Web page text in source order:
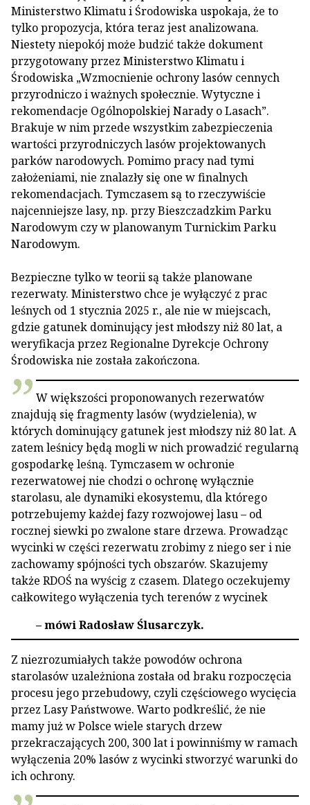
Ministerstwo Klimatu i Środowiska uspokaja, że to
tylko propozycja, która teraz jest analizowana.
Niestety niepokój może budzić także dokument
przygotowany przez Ministerstwo Klimatu i
Środowiska „Wzmocnienie ochrony lasów cennych
przyrodniczo i ważnych społecznie. Wytyczne i
rekomendacje Ogólnopolskiej Narady o Lasach”.
Brakuje w nim przede wszystkim zabezpieczenia
wartości przyrodniczych lasów projektowanych
parków narodowych. Pomimo pracy nad tymi
założeniami, nie znalazły się one w finalnych
rekomendacjach. Tymczasem są to rzeczywiście
najcenniejsze lasy, np. przy Bieszczadzkim Parku
Narodowym czy w planowanym Turnickim Parku
Narodowym.
Bezpieczne tylko w teorii są także planowane
rezerwaty. Ministerstwo chce je wyłączyć z prac
leśnych od 1 stycznia 2025 r., ale nie w miejscach,
gdzie gatunek dominujący jest młodszy niż 80 lat, a
weryfikacja przez Regionalne Dyrekcje Ochrony
Środowiska nie została zakończona.
W większości proponowanych rezerwatów
znajdują się fragmenty lasów (wydzielenia), w
których dominujący gatunek jest młodszy niż 80 lat. A
zatem leśnicy będą mogli w nich prowadzić regularną
gospodarkę leśną. Tymczasem w ochronie
rezerwatowej nie chodzi o ochronę wyłącznie
starolasu, ale dynamiki ekosystemu, dla którego
potrzebujemy każdej fazy rozwojowej lasu – od
rocznej siewki po zwalone stare drzewa. Prowadząc
wycinki w części rezerwatu zrobimy z niego ser i nie
zachowamy spójności tych obszarów. Skazujemy
także RDOŚ na wyścig z czasem. Dlatego oczekujemy
całkowitego wyłączenia tych terenów z wycinek
– mówi Radosław Ślusarczyk.
Z niezrozumiałych także powodów ochrona
starolasów uzależniona została od braku rozpoczęcia
procesu jego przebudowy, czyli częściowego wycięcia
przez Lasy Państwowe. Warto podkreślić, że nie
mamy już w Polsce wiele starych drzew
przekraczających 200, 300 lat i powinniśmy w ramach
wyłączenia 20% lasów z wycinki stworzyć warunki do
ich ochrony.